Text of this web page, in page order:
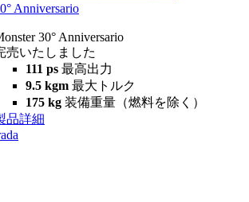
Anniversario
30° Anniversario
売いたしました
111 ps 最高出力
9.5 kgm 最大トルク
175 kg 装備重量（燃料を除く）
品詳細